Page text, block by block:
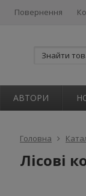
Повернення
АВТОРИ
Головна
Лісові